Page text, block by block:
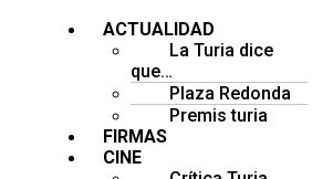
ACTUALIDAD
La Turia dice
que…
Plaza Redonda
Premis turia
FIRMAS
CINE